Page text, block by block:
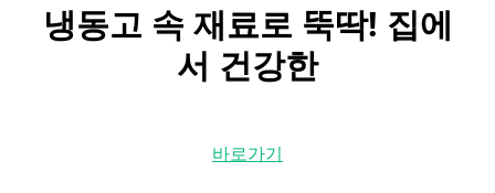
냉동고 속 재료로 뚝딱! 집에
서 건강한
바로가기